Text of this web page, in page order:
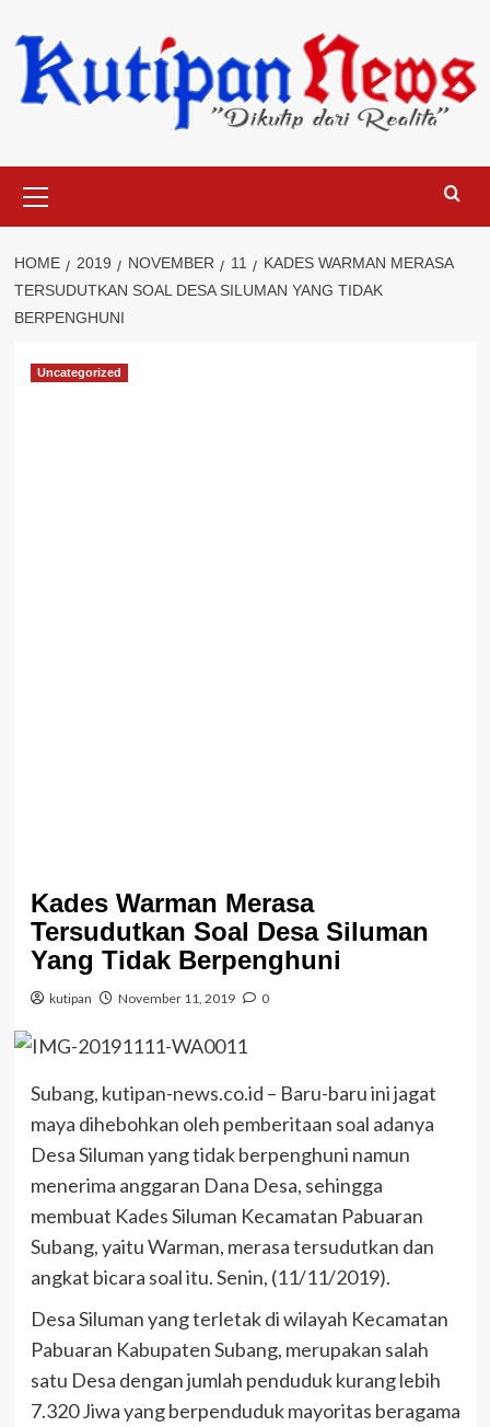
to
content
Menu
HOME 2019 NOVEMBER 11
KADES WARMAN MERASA
TERSUDUTKAN SOAL DESA SILUMAN YANG TIDAK
BERPENGHUNI
Uncategorized
Kades Warman Merasa
Tersudutkan Soal Desa Siluman
Yang Tidak Berpenghuni
kutipan November 11, 2019 0
Subang, kutipan-news.co.id – Baru-baru ini jagat
maya dihebohkan oleh pemberitaan soal adanya
Desa Siluman yang tidak berpenghuni namun
menerima anggaran Dana Desa, sehingga
membuat Kades Siluman Kecamatan Pabuaran
Subang, yaitu Warman, merasa tersudutkan dan
angkat bicara soal itu. Senin, (11/11/2019).
Desa Siluman yang terletak di wilayah Kecamatan
Pabuaran Kabupaten Subang, merupakan salah
satu Desa dengan jumlah penduduk kurang lebih
7.320 Jiwa yang berpenduduk mayoritas beragama